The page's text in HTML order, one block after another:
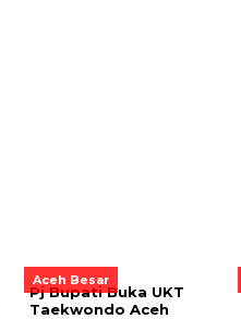
Aceh Besar
Pj Bupati Buka UKT
Taekwondo Aceh